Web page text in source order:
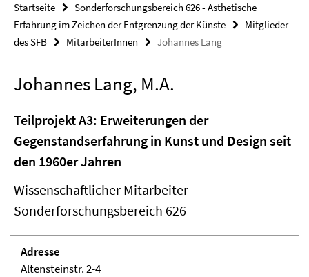
Startseite
Sonderforschungsbereich 626 - Ästhetische
Erfahrung im Zeichen der Entgrenzung der Künste
Mitglieder
des SFB
MitarbeiterInnen Johannes Lang
Johannes Lang, M.A.
Teilprojekt A3: Erweiterungen der
Gegenstandserfahrung in Kunst und Design seit
den 1960er Jahren
Wissenschaftlicher Mitarbeiter
Sonderforschungsbereich 626
Adresse
Altensteinstr. 2-4